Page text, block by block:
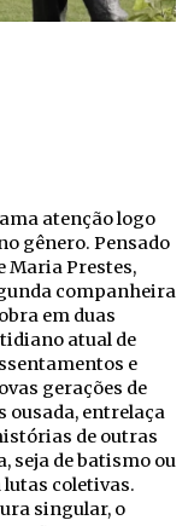
atenção logo
gênero. Pensado
Maria Prestes,
companheira
em duas
atual de
e
gerações de
ousada, entrelaça
de outras
seja de batismo ou
lutas coletivas.
singular, o